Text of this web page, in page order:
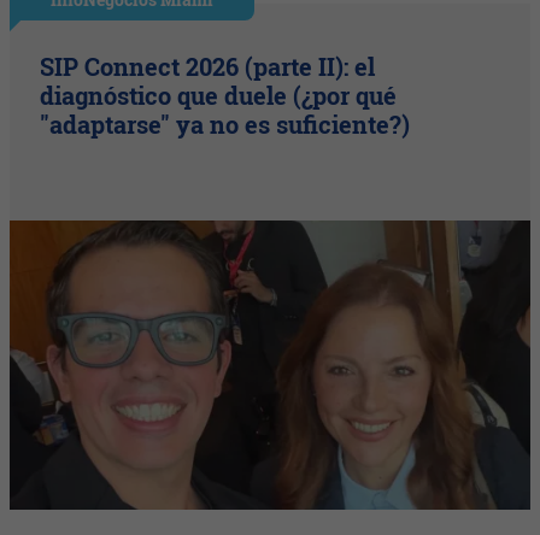
SIP Connect 2026 (parte II): el
diagnóstico que duele (¿por qué
"adaptarse" ya no es suficiente?)